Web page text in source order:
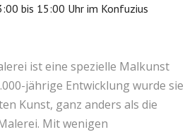
bis 15:00 Uhr im Konfuzius
ist eine spezielle Malkunst
jährige Entwicklung wurde sie
Kunst, ganz anders als die
Mit wenigen